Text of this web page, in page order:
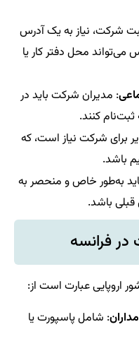
شرکت، نیاز به یک آدرس
می‌تواند محل دفتر کار یا
: مدیران شرکت باید در
کنند.
برای شرکت نیاز است، که
باشد.
به‌طور خاص و منحصر به
قبلی باشد.
فرانسه
اروپایی عبارت است از:
: شامل پاسپورت یا